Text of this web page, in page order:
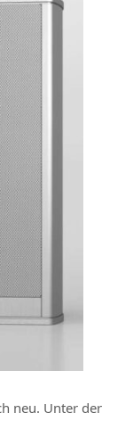
neu. Unter der